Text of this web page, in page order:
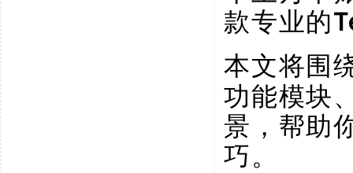
款专业的
本文将围
功能模块
景，帮助
巧。